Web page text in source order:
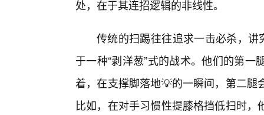
处，在于其连招逻辑的非线性。
传统的扫踢往往追求一击必杀，讲
于一种“剥洋葱”式的战术。他们的第
着，在支撑脚落地💡的一瞬间，第二
比如，在对手习惯性提膝格挡低扫时